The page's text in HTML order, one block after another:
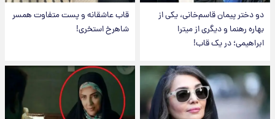
دو دختر پیمان قاسم‌خانی، یکی از
بهاره رهنما و دیگری از میترا
ابراهیمی؛ در یک قاب!
قاب عاشقانه و پست متفاوت همسر
شاهرخ استخری!